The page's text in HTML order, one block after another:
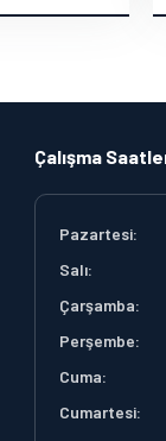
Çalışma
Pazartesi:
Salı:
Çarşamba:
Perşembe:
Cuma:
Cumartesi: